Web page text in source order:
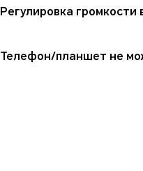
Регулировка громкости
Телефон/планшет не